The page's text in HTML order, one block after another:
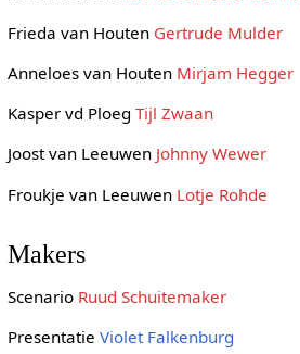
Frieda van Houten Gertrude Mulder
Anneloes van Houten Mirjam Hegger
Kasper vd Ploeg Tijl Zwaan
Joost van Leeuwen Johnny Wewer
Froukje van Leeuwen Lotje Rohde
Makers
Scenario Ruud Schuitemaker
Presentatie Violet Falkenburg